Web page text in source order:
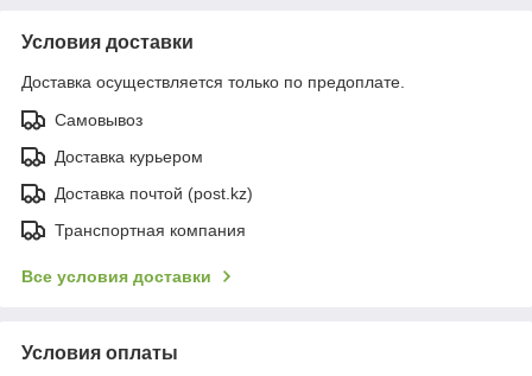
Условия доставки
Доставка осуществляется только по предоплате.
Самовывоз
Доставка курьером
Доставка почтой (post.kz)
Транспортная компания
Все условия доставки
Условия оплаты